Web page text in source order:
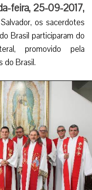
feira, 25-09-2017,
os sacerdotes
Brasil participaram do
promovido pela
do Brasil.